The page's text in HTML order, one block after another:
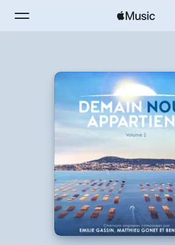
Nouveautés
Installer Apple Music